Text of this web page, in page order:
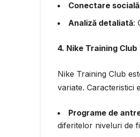
Conectare socială
Analiză detaliată:
4. Nike Training Club
Nike Training Club
variate. Caracteristici
Programe de
diferitelor niveluri de